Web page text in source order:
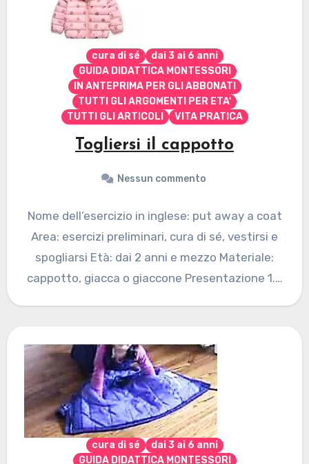
cura di sé
dai 3 ai 6 anni
GUIDA DIDATTICA MONTESSORI
IN ANTEPRIMA PER GLI ABBONATI
TUTTI GLI ARGOMENTI PER ETA'
TUTTI GLI ARTICOLI
VITA PRATICA
Togliersi il cappotto
Nessun commento
Nome dell’esercizio in inglese: put away a coat
Area: esercizi preliminari, cura di sé, vestirsi e
spogliarsi Età: dai 2 anni e mezzo Materiale:
cappotto, giacca o giaccone Presentazione 1.…
cura di sé
dai 3 ai 6 anni
GUIDA DIDATTICA MONTESSORI